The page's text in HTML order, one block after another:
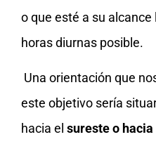
o que esté a su
horas diurnas posible.
Una orientación que
este objetivo sería
hacia el sureste o hacia